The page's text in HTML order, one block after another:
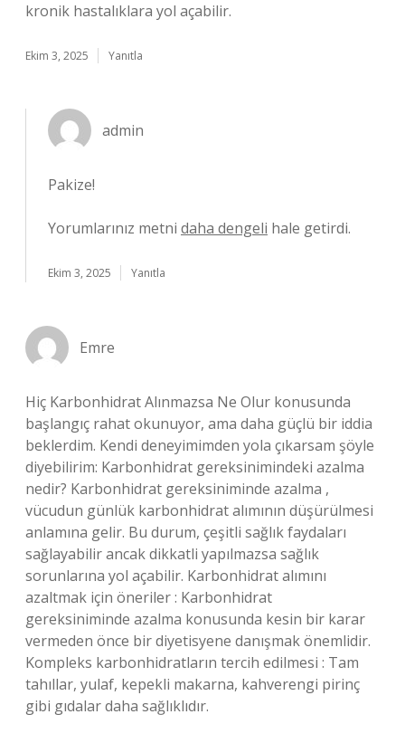
kronik hastalıklara yol açabilir.
Ekim 3, 2025 Yanıtla
admin
Pakize!
Yorumlarınız metni daha dengeli hale getirdi.
Ekim 3, 2025 Yanıtla
Emre
Hiç Karbonhidrat Alınmazsa Ne Olur konusunda
başlangıç rahat okunuyor, ama daha güçlü bir iddia
beklerdim. Kendi deneyimimden yola çıkarsam şöyle
diyebilirim: Karbonhidrat gereksinimindeki azalma
nedir? Karbonhidrat gereksiniminde azalma ,
vücudun günlük karbonhidrat alımının düşürülmesi
anlamına gelir. Bu durum, çeşitli sağlık faydaları
sağlayabilir ancak dikkatli yapılmazsa sağlık
sorunlarına yol açabilir. Karbonhidrat alımını
azaltmak için öneriler : Karbonhidrat
gereksiniminde azalma konusunda kesin bir karar
vermeden önce bir diyetisyene danışmak önemlidir.
Kompleks karbonhidratların tercih edilmesi : Tam
tahıllar, yulaf, kepekli makarna, kahverengi pirinç
gibi gıdalar daha sağlıklıdır.